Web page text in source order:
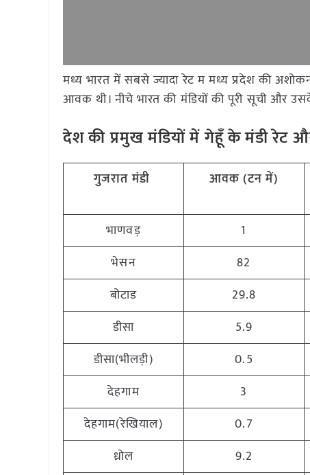
मध्य भारत में सबसे ज्यादा रेट म मध्य प्रदेश की
आवक थी। नीचे भारत की मंडियों की पूरी सूची और
देश की प्रमुख मंडियों में गेहूँ के मंडी रेट
गुजरात मंडी आवक (टन में)
भाणवड़ 1
भेसन
82
बोटाड
29.8
डीसा
5.9
डीसा(भीलड़ी)
0.5
देहगाम
3
देहगाम(रेखियाल)
0.7
ध्रोल
9.2